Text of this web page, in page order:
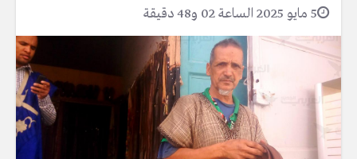
5 مايو 2025 الساعة 02 و48 دقيقة